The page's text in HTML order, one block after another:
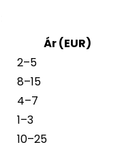
Ár (EUR)
2–5
8–15
4–7
1–3
10–25